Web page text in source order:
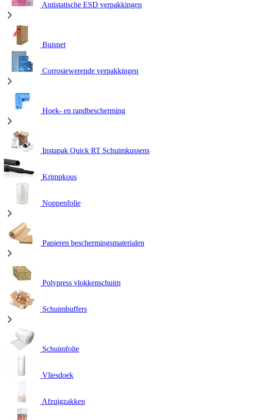
Antistatische ESD verpakkingen
Buisnet
Corrosiewerende verpakkingen
Hoek- en randbescherming
Instapak Quick RT Schuimkussens
Krimpkous
Noppenfolie
Papieren beschermingsmaterialen
Polypress vlokkenschuim
Schuimbuffers
Schuimfolie
Vliesdoek
Afzuigzakken